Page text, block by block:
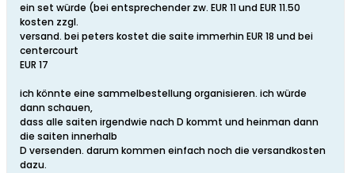
ein set würde (bei entsprechender zw. EUR 11 und EUR 11.50
kosten zzgl.
versand. bei peters kostet die saite immerhin EUR 18 und bei
centercourt
EUR 17
ich könnte eine sammelbestellung organisieren. ich würde
dann schauen,
dass alle saiten irgendwie nach D kommt und heinman dann
die saiten innerhalb
D versenden. darum kommen einfach noch die versandkosten
dazu.